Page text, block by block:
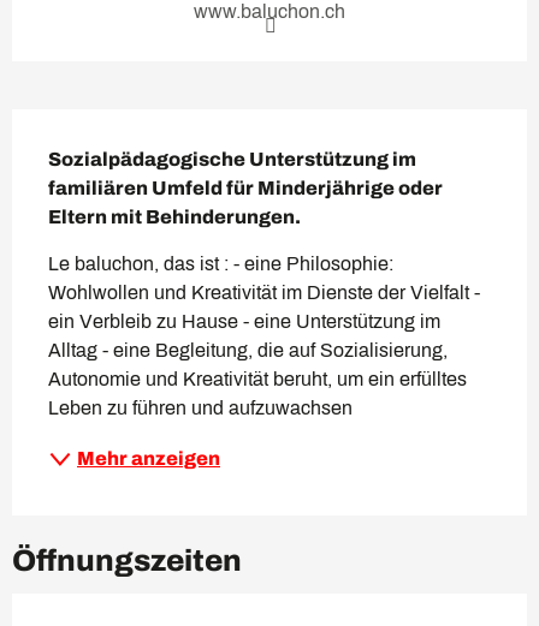
www.baluchon.ch
Sozialpädagogische Unterstützung im
familiären Umfeld für Minderjährige oder
Eltern mit Behinderungen.
Le baluchon, das ist : - eine Philosophie:
Wohlwollen und Kreativität im Dienste der Vielfalt -
ein Verbleib zu Hause - eine Unterstützung im
Alltag - eine Begleitung, die auf Sozialisierung,
Autonomie und Kreativität beruht, um ein erfülltes
Leben zu führen und aufzuwachsen
Mehr anzeigen
Öffnungszeiten